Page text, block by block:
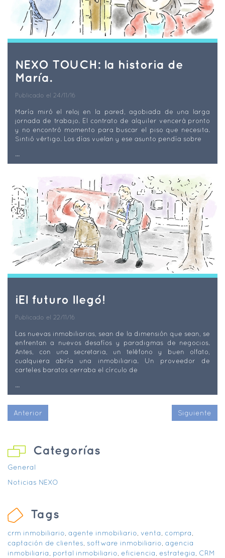
NEXO TOUCH: la historia de
María.
Publicado el 24/11/16
María miró el reloj en la pared, agobiada de una larga
jornada de trabajo. El contrato de alquiler vencerá pronto
y no encontró momento para buscar el piso que necesita.
Sintió vértigo. Los días vuelan y ese asunto pendía sobre
...
¡El futuro llegó!
Publicado el 22/11/16
Las nuevas inmobiliarias, sean de la dimensión que sean, se
enfrentan a nuevos desafíos y paradigmas de negocios.
Antes, con una secretaria, un teléfono y buen olfato,
cualquiera abría una inmobiliaria. Un proveedor de
carteles baratos cerraba el círculo de
...
Anterior Siguiente
Categorías
General
Noticias NEXO
Tags
crm inmobiliario, agente inmobiliario, venta, compra,
captación de clientes, software inmobiliario, agencia
inmobiliaria, portal inmobiliario, eficiencia, estrategia, CRM